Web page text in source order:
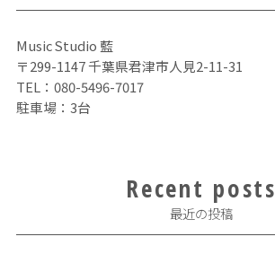
Music Studio 藍
〒299-1147 千葉県君津市人見2-11-31
TEL： 080-5496-7017
駐車場：3台
Recent posts
最近の投稿